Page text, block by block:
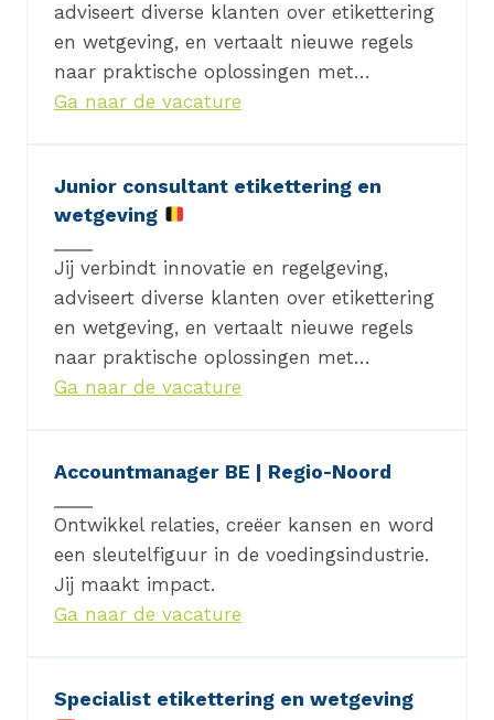
adviseert diverse klanten over etikettering
en wetgeving, en vertaalt nieuwe regels
naar praktische oplossingen met…
Ga naar de vacature
Junior consultant etikettering en
wetgeving
Jij verbindt innovatie en regelgeving,
adviseert diverse klanten over etikettering
en wetgeving, en vertaalt nieuwe regels
naar praktische oplossingen met…
Ga naar de vacature
Accountmanager BE | Regio-Noord
Ontwikkel relaties, creëer kansen en word
een sleutelfiguur in de voedingsindustrie.
Jij maakt impact.
Ga naar de vacature
Specialist etikettering en wetgeving